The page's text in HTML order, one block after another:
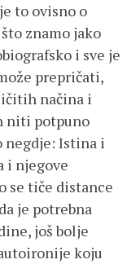
to ovisno o
znamo jako
i sve je
prepričati,
načina i
niti potpuno
negdje: Istina i
i njegove
se tiče distance
je potrebna
još bolje
koju